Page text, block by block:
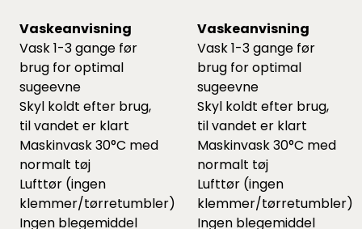
Vaskeanvisning
Vask 1-3 gange før
brug for optimal
sugeevne
Skyl koldt efter brug,
til vandet er klart
Maskinvask 30°C med
normalt tøj
Lufttør (ingen
klemmer/tørretumbler)
Ingen blegemiddel
Vaskeanvisning
Vask 1-3 gange før
brug for optimal
sugeevne
Skyl koldt efter brug,
til vandet er klart
Maskinvask 30°C med
normalt tøj
Lufttør (ingen
klemmer/tørretumbler)
Ingen blegemiddel